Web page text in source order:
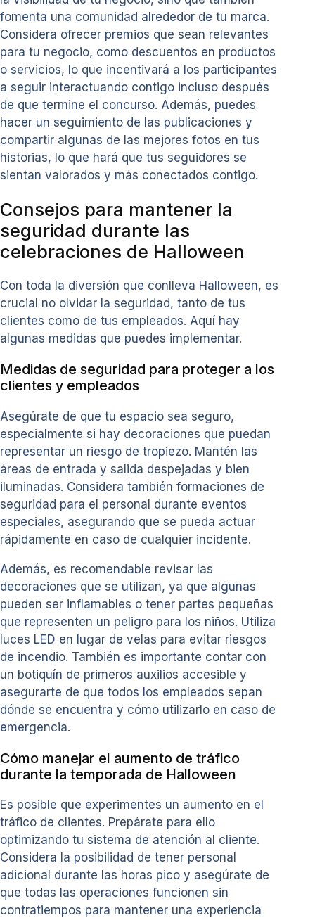
fomenta una comunidad alrededor de tu marca.
Considera ofrecer premios que sean relevantes
para tu negocio, como descuentos en productos
o servicios, lo que incentivará a los participantes
a seguir interactuando contigo incluso después
de que termine el concurso. Además, puedes
hacer un seguimiento de las publicaciones y
compartir algunas de las mejores fotos en tus
historias, lo que hará que tus seguidores se
sientan valorados y más conectados contigo.
Consejos para mantener la
seguridad durante las
celebraciones de Halloween
Con toda la diversión que conlleva Halloween, es
crucial no olvidar la seguridad, tanto de tus
clientes como de tus empleados. Aquí hay
algunas medidas que puedes implementar.
Medidas de seguridad para proteger a los
clientes y empleados
Asegúrate de que tu espacio sea seguro,
especialmente si hay decoraciones que puedan
representar un riesgo de tropiezo. Mantén las
áreas de entrada y salida despejadas y bien
iluminadas. Considera también formaciones de
seguridad para el personal durante eventos
especiales, asegurando que se pueda actuar
rápidamente en caso de cualquier incidente.
Además, es recomendable revisar las
decoraciones que se utilizan, ya que algunas
pueden ser inflamables o tener partes pequeñas
que representen un peligro para los niños. Utiliza
luces LED en lugar de velas para evitar riesgos
de incendio. También es importante contar con
un botiquín de primeros auxilios accesible y
asegurarte de que todos los empleados sepan
dónde se encuentra y cómo utilizarlo en caso de
emergencia.
Cómo manejar el aumento de tráfico
durante la temporada de Halloween
Es posible que experimentes un aumento en el
tráfico de clientes. Prepárate para ello
optimizando tu sistema de atención al cliente.
Considera la posibilidad de tener personal
adicional durante las horas pico y asegúrate de
que todas las operaciones funcionen sin
contratiempos para mantener una experiencia